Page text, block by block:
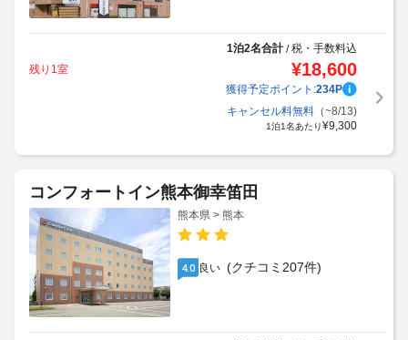
1泊2名合計/税・手数料込
残り1室
¥18,600
獲得予定ポイント:234P
キャンセル料無料（~8/13)
1泊1名あたり¥9,300
コンフォートイン熊本御幸笛田
熊本県 > 熊本
4.0 良い (クチコミ207件)